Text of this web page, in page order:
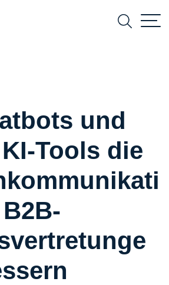
und
Tools die